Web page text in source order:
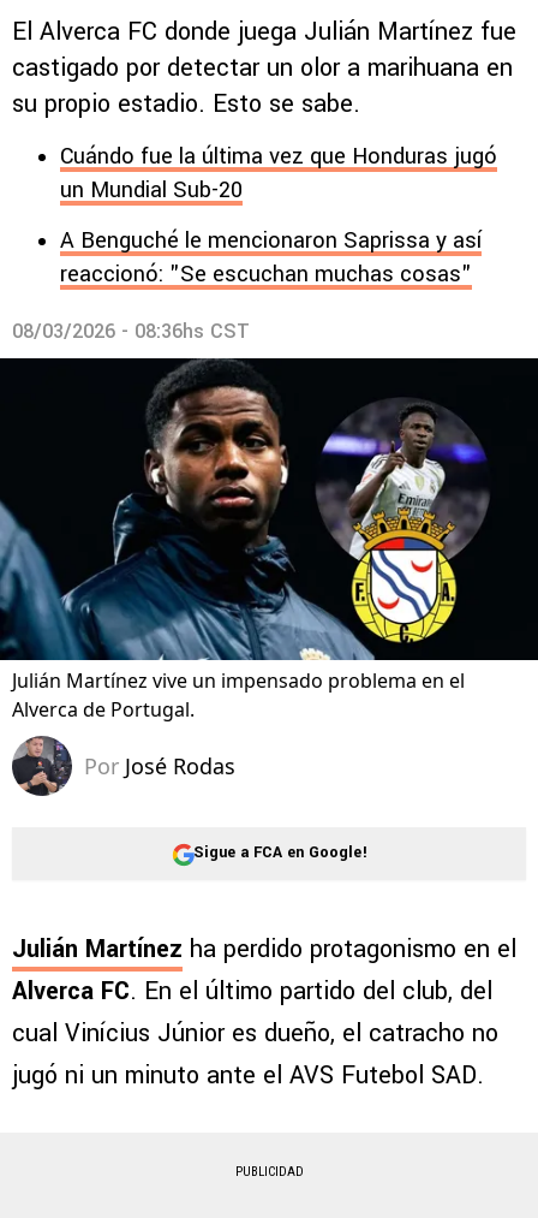
El Alverca FC donde juega Julián Martínez fue
castigado por detectar un olor a marihuana en
su propio estadio. Esto se sabe.
Cuándo fue la última vez que Honduras jugó
un Mundial Sub-20
A Benguché le mencionaron Saprissa y así
reaccionó: "Se escuchan muchas cosas"
08/03/2026 - 08:36hs CST
Julián Martínez vive un impensado problema en el
Alverca de Portugal.
Por José Rodas
Sigue a FCA en Google!
Julián Martínez ha perdido protagonismo en el
Alverca FC. En el último partido del club, del
cual Vinícius Júnior es dueño, el catracho no
jugó ni un minuto ante el AVS Futebol SAD.
PUBLICIDAD